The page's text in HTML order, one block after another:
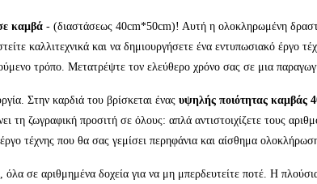
καμβά - (διαστάσεως 40cm*50cm)! Αυτή η ολοκληρωμένη
καλλιτεχνικά και να δημιουργήσετε ένα εντυπωσιακό έργο
τρόπο. Μετατρέψτε τον ελεύθερο χρόνο σας σε μια
Στην καρδιά του βρίσκεται ένας υψηλής ποιότητας καμβάς
τη ζωγραφική προσιτή σε όλους: απλά αντιστοιχίζετε τους
τέχνης που θα σας γεμίσει περηφάνια και αίσθημα
όλα σε αριθμημένα δοχεία για να μη μπερδευτείτε ποτέ. Η